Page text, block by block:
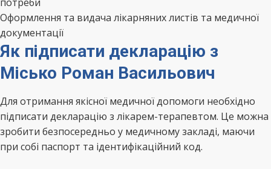
Оформлення та видача лікарняних листів та медичної
документації
Як підписати декларацію з
Місько Роман Васильович
Для отримання якісної медичної допомоги необхідно
підписати декларацію з лікарем-терапевтом. Це можна
зробити безпосередньо у медичному закладі, маючи
при собі паспорт та ідентифікаційний код.